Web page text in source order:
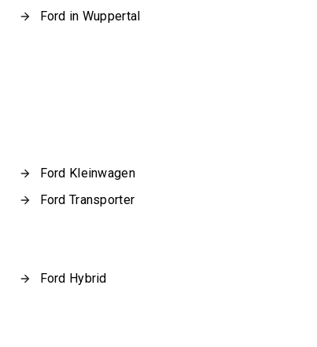
Ford in Wuppertal
Ford Kleinwagen
Ford Transporter
Ford Hybrid